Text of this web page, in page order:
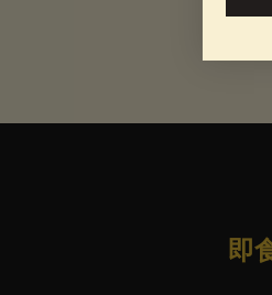
即